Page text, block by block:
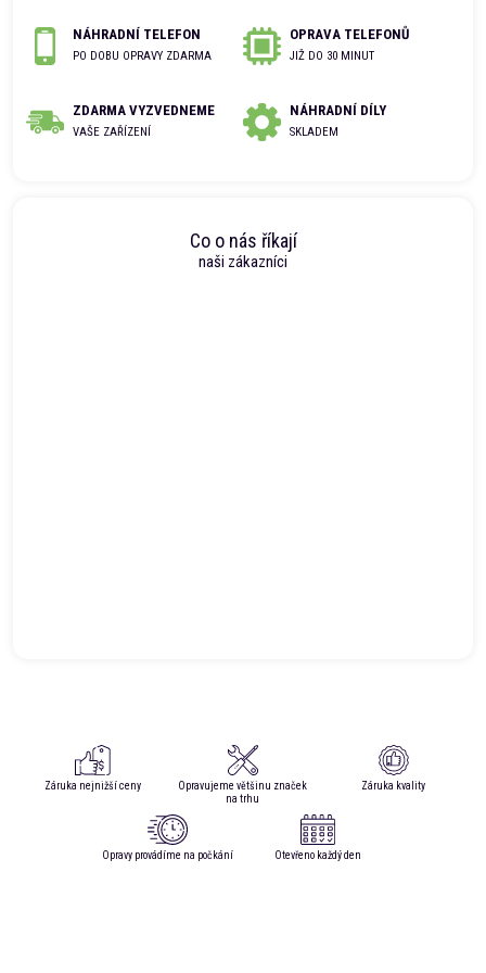
NÁHRADNÍ TELEFON
PO DOBU OPRAVY ZDARMA
OPRAVA TELEFONŮ
JIŽ DO 30 MINUT
ZDARMA VYZVEDNEME
VAŠE ZAŘÍZENÍ
NÁHRADNÍ DÍLY
SKLADEM
Co o nás říkají
naši zákazníci
Záruka nejnižší ceny
Opravujeme většinu značek
na trhu
Záruka kvality
Opravy provádíme na počkání Otevřeno každý den